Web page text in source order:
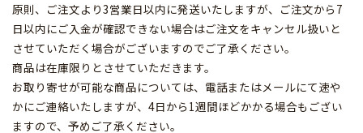
原則、ご注文より3営業日以内に発送いたしますが、ご注文から7
日以内にご入金が確認できない場合はご注文をキャンセル扱いと
させていただく場合がございますのでご了承ください。
商品は在庫限りとさせていただきます。
お取り寄せが可能な商品については、電話またはメールにて速や
かにご連絡いたしますが、4日から1週間ほどかかる場合もござい
ますので、予めご了承ください。